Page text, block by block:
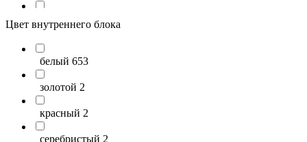
24
25
26
27
Цвет внутреннего блока
белый 653
золотой 2
красный 2
серебристый 2